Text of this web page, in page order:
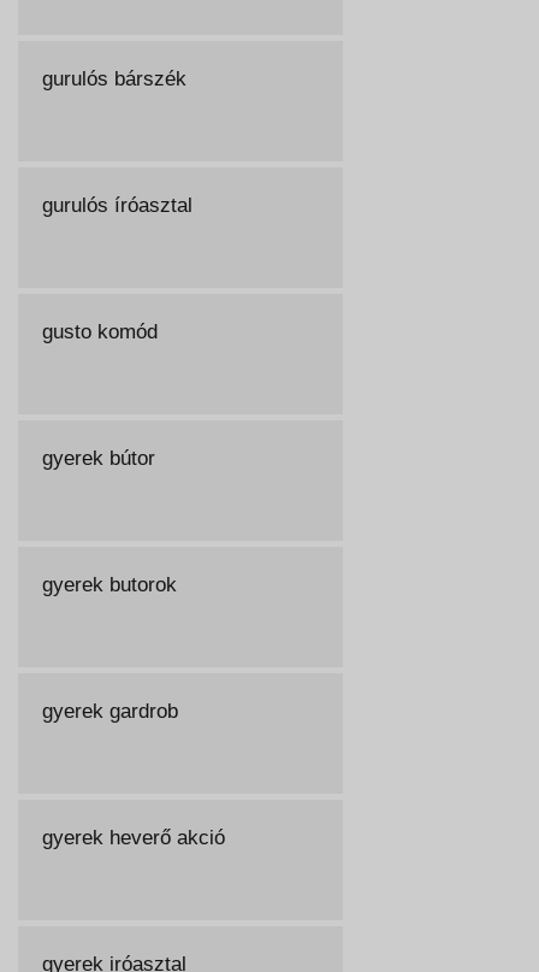
gurulós bárszék
gurulós íróasztal
gusto komód
gyerek bútor
gyerek butorok
gyerek gardrob
gyerek heverő akció
gyerek iróasztal